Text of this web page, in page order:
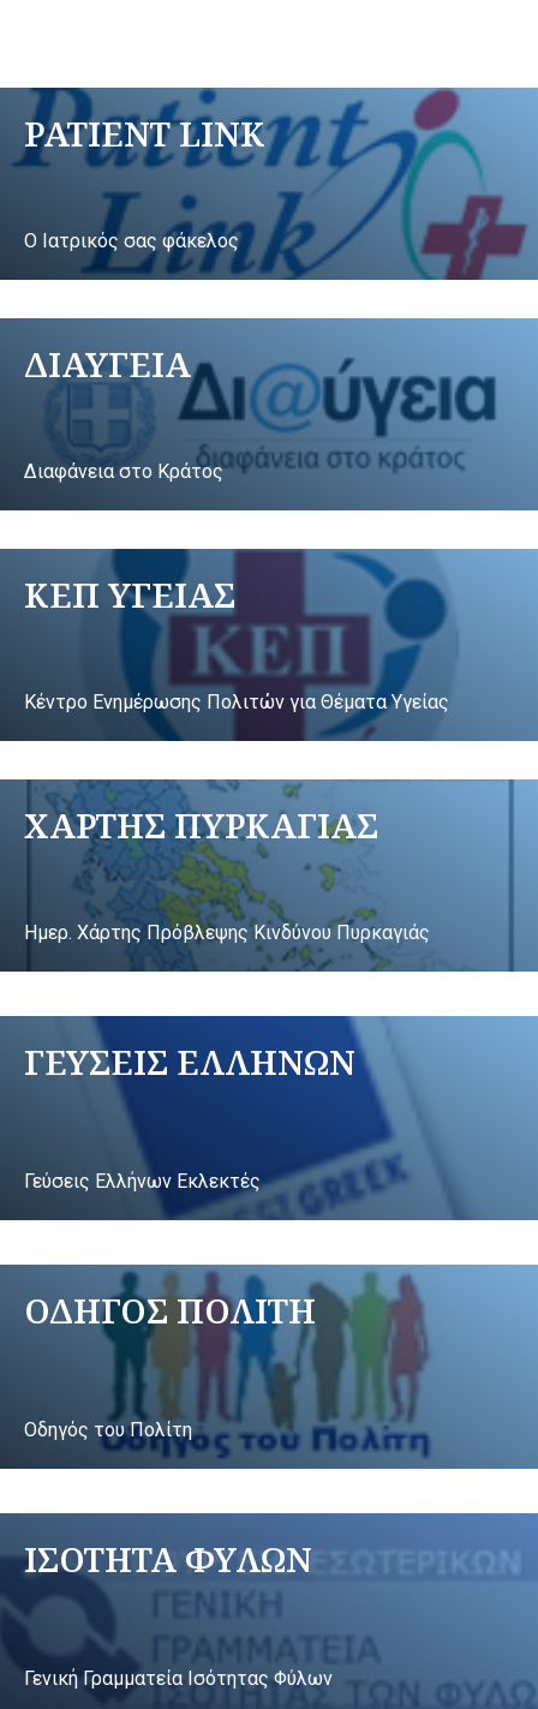
PATIENT LINK
Ο Ιατρικός σας φάκελος
ΔΙΑΥΓΕΙΑ
Διαφάνεια στο Κράτος
ΚΕΠ ΥΓΕΙΑΣ
Κέντρο Ενημέρωσης Πολιτών για Θέματα Υγείας
ΧΑΡΤΗΣ ΠΥΡΚΑΓΙΑΣ
Ημερ. Χάρτης Πρόβλεψης Κινδύνου Πυρκαγιάς
ΓΕΥΣΕΙΣ ΕΛΛΗΝΩΝ
Γεύσεις Ελλήνων Εκλεκτές
ΟΔΗΓΟΣ ΠΟΛΙΤΗ
Οδηγός του Πολίτη
ΙΣΟΤΗΤΑ ΦΥΛΩΝ
Γενική Γραμματεία Ισότητας Φύλων